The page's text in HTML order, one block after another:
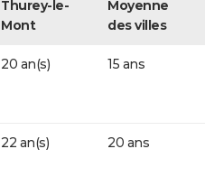
Thurey-le-
Mont
Moyenne
des villes
20 an(s) 15 ans
22 an(s) 20 ans